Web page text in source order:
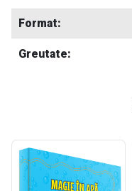
Format:
Greutate: